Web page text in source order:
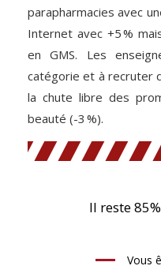
parapharmacies avec
Internet avec +5 %
en GMS. Les
catégorie et à recruter
la chute libre des
beauté (-3 %).
Il reste
Vous